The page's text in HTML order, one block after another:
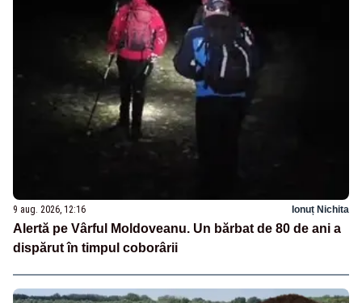
9 aug. 2026, 12:16 Ionuț Nichita
Alertă pe Vârful Moldoveanu. Un bărbat de 80 de ani a
dispărut în timpul coborârii